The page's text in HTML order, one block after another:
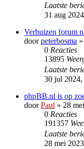
Laatste
31 aug
Verhuizen forum
doorpeterbosma
0 Reacties
13895
Laatste
30 jul 2024,
phpBB.nl is op
doorPaul » 28
0 Reacties
191357
Laatste
28 mei